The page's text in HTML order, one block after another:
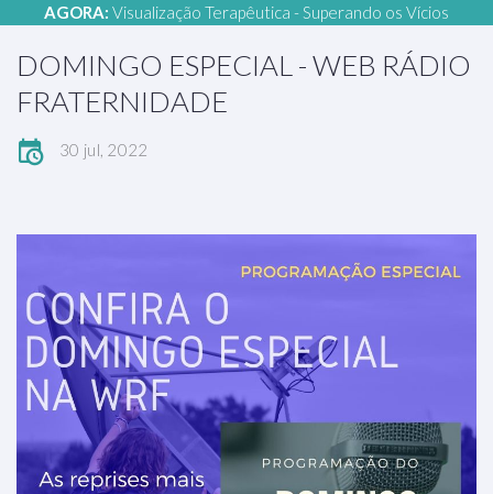
AGORA: Visualização Terapêutica - Superando os Vícios
DOMINGO ESPECIAL - WEB RÁDIO
FRATERNIDADE
30 jul, 2022